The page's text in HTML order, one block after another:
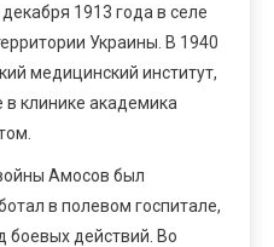
1913 года в селе
Украины. В 1940
медицинский институт,
клинике академика
Амосов был
в полевом госпитале,
боевых действий. Во